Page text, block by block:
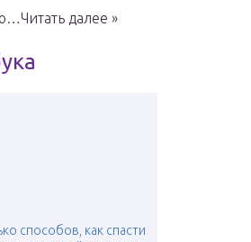
далее »
способов, как спасти